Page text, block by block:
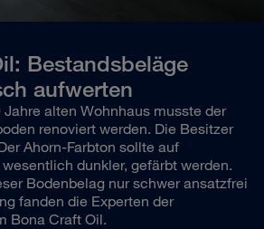
Bestandsbeläge
aufwerten
alten Wohnhaus musste der
renoviert werden. Die Besitzer
Ahorn-Farbton sollte auf
dunkler, gefärbt werden.
Bodenbelag nur schwer ansatzfrei
fanden die Experten der
Bona Craft Oil.